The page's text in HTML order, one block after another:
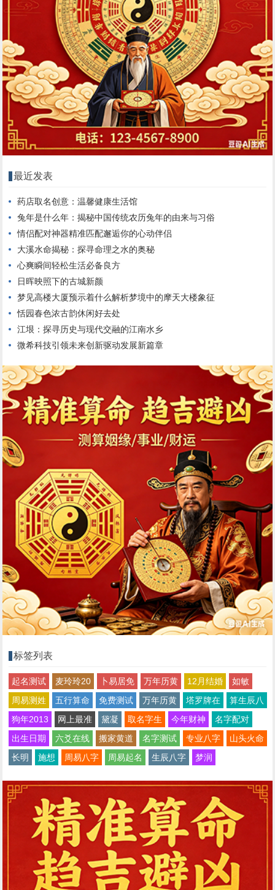
最近发表
药店取名创意：温馨健康生活馆
兔年是什么年：揭秘中国传统农历兔年的由来与习俗
情侣配对神器精准匹配邂逅你的心动伴侣
大溪水命揭秘：探寻命理之水的奥秘
心爽瞬间轻松生活必备良方
日晖映照下的古城新颜
梦见高楼大厦预示着什么解析梦境中的摩天大楼象征
恬园春色浓古韵休闲好去处
江垠：探寻历史与现代交融的江南水乡
微希科技引领未来创新驱动发展新篇章
标签列表
起名测试 麦玲玲20 卜易居免 万年历黄 12月结婚
如敏
周易测姓
五行算命 免费测试 万年历黄 塔罗牌在
算生辰八
狗年2013
网上最准 黛凝 取名字生 今年财神
名字配对
出生日期
六爻在线 搬家黄道 名字测试 专业八字
山头火命
长明
施想 周易八字 周易起名 生辰八字 梦润